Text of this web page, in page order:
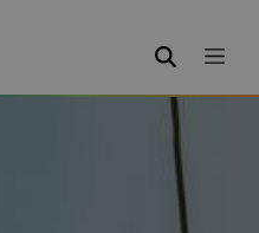
BILATU